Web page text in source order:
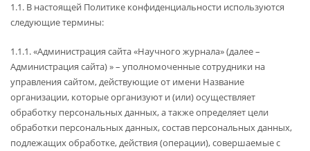
1.1. В настоящей Политике конфиденциальности используются
следующие термины:
1.1.1. «Администрация сайта «Научного журнала» (далее –
Администрация сайта) » – уполномоченные сотрудники на
управления сайтом, действующие от имени Название
организации, которые организуют и (или) осуществляет
обработку персональных данных, а также определяет цели
обработки персональных данных, состав персональных данных,
подлежащих обработке, действия (операции), совершаемые с